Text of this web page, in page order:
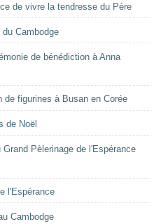
de vivre la tendresse du Père
Cambodge
de bénédiction à Anna
de figurines à Busan en Corée
de Noël
Grand Pèlerinage de l'Espérance
l'Espérance
Cambodge